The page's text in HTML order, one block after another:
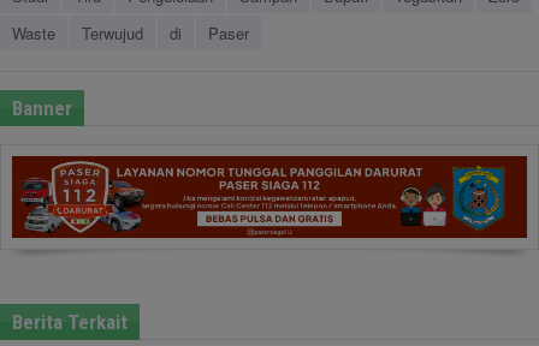
Waste
Terwujud di Paser
Banner
Berita Terkait